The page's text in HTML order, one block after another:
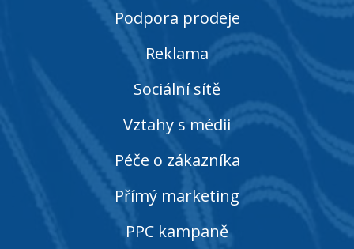
Podpora prodeje
Reklama
Sociální sítě
Vztahy s médii
Péče o zákazníka
Přímý marketing
PPC kampaně